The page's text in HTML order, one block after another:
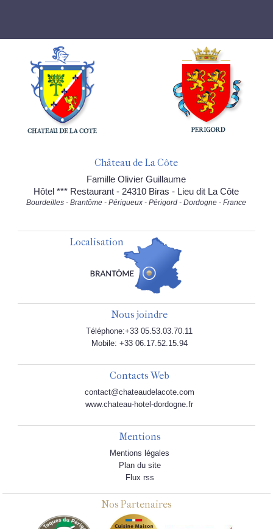
Château de La Côte
Famille Olivier Guillaume
Hôtel *** Restaurant - 24310 Biras - Lieu dit La Côte
Bourdeilles - Brantôme - Périgueux - Périgord - Dordogne - France
Localisation
Nous joindre
Téléphone:+33 05.53.03.70.11
Mobile: +33 06.17.52.15.94
Contacts Web
contact@chateaudelacote.com
www.chateau-hotel-dordogne.fr
Mentions
Mentions légales
Plan du site
Flux rss
Nos Partenaires